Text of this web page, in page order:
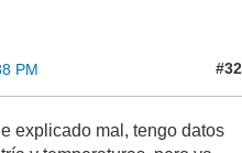
PM #32
explicado mal, tengo datos